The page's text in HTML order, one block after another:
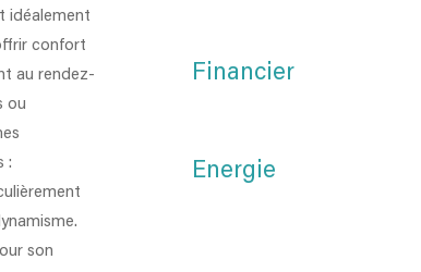
idéalement
confort
au rendez-
ou
:
son
Financier
Energie